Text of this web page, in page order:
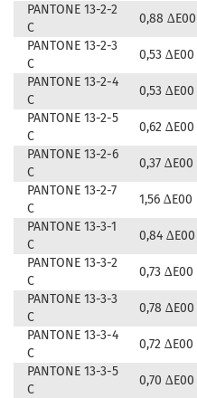
PANTONE 13-2-2
C
0,88 ∆E00
PANTONE 13-2-3
C
0,53 ∆E00
PANTONE 13-2-4
C
0,53 ∆E00
PANTONE 13-2-5
C
0,62 ∆E00
PANTONE 13-2-6
C
0,37 ∆E00
PANTONE 13-2-7
C
1,56 ∆E00
PANTONE 13-3-1
C
0,84 ∆E00
PANTONE 13-3-2
C
0,73 ∆E00
PANTONE 13-3-3
C
0,78 ∆E00
PANTONE 13-3-4
C
0,72 ∆E00
PANTONE 13-3-5
C
0,70 ∆E00